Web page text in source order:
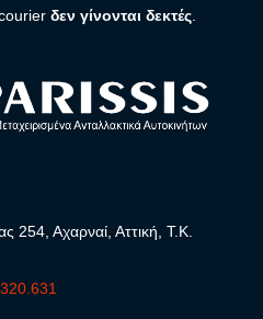
δεν γίνονται δεκτές
254, Αχαρναί, Αττική, Τ.Κ.